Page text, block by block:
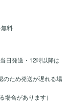
料
日発送・12時以降は
のため発送が遅れる場
場合があります）